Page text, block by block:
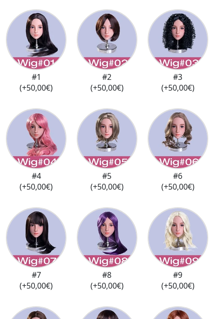
#1
(+50,00€)
#2
(+50,00€)
#3
(+50,00€)
#4
(+50,00€)
#5
(+50,00€)
#6
(+50,00€)
#7
(+50,00€)
#8
(+50,00€)
#9
(+50,00€)